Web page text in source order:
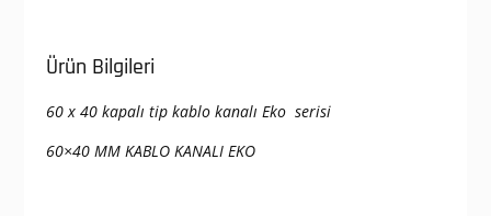
Ürün Bilgileri
60 x 40 kapalı tip kablo kanalı Eko serisi
60×40 MM KABLO KANALI EKO